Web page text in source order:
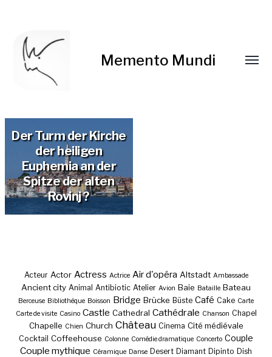
Memento Mundi
Der Turm der Kirche
der heiligen
Euphemia an der
Spitze der alten
Rovinj ?
Acteur Actor Actress Actrice Air d'opéra Altstadt Ambassade
Ancient city Animal Antibiotic Atelier Avion Baie Bataille Bateau
Berceuse Bibliothèque Boisson Bridge Brücke Büste Café Cake Carte
Carte de visite Casino Castle Cathedral Cathédrale Chanson Chapel
Chapelle Chien Church Château Cinema Cité médiévale
Cocktail Coffeehouse Colonne Comédie dramatique Concerto Couple
Couple mythique Céramique Danse Desert Diamant Dipinto Dish